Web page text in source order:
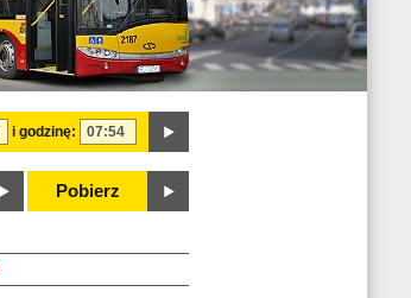
i godzinę:
Pobierz